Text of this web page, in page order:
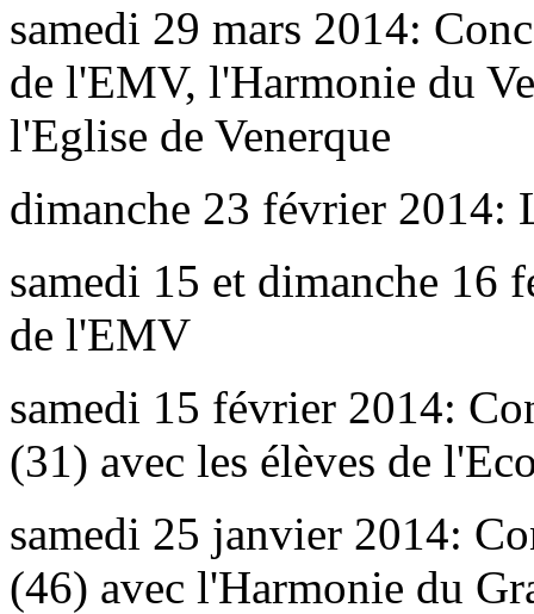
samedi 29 mars 2014:
de l'EMV, l'Harmonie du
l'Eglise de Venerque
dimanche 23 février 2014:
samedi 15 et dimanche 16
de l'EMV
samedi 15 février 2014:
(31) avec les élèves de
samedi 25 janvier 2014:
(46) avec l'Harmonie du